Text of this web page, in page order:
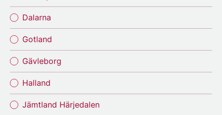
Dalarna
Gotland
Gävleborg
Halland
Jämtland Härjedalen